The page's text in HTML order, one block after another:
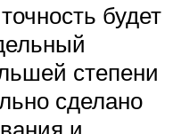
будет
степени
сделано